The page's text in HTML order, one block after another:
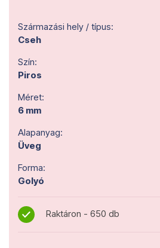
Származási hely / típus:
Cseh
Szín:
Piros
Méret:
6 mm
Alapanyag:
Üveg
Forma:
Golyó
Raktáron - 650 db